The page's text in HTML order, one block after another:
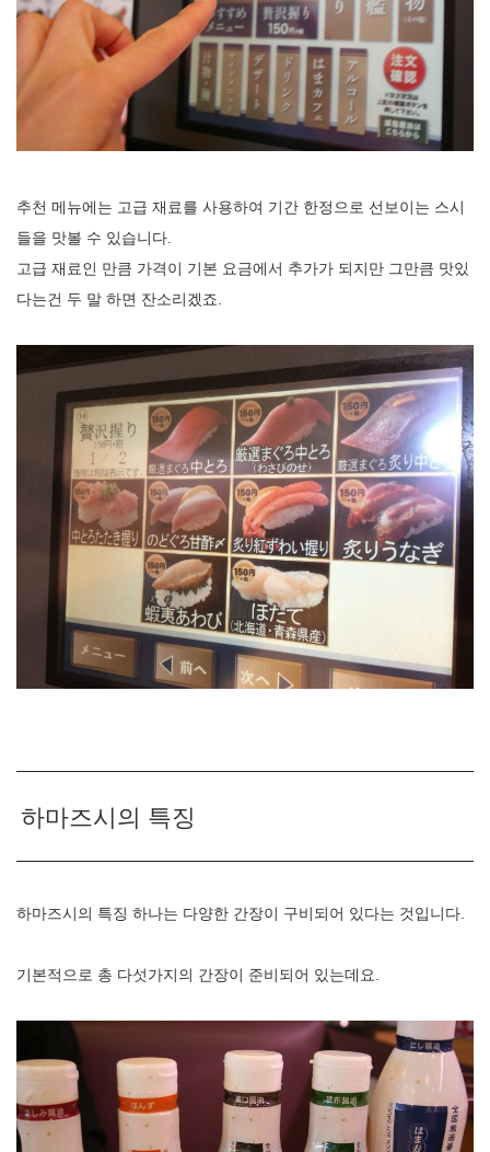
추천 메뉴에는 고급 재료를 사용하여 기간 한정으로 선보이는 스시
들을 맛볼 수 있습니다.
고급 재료인 만큼 가격이 기본 요금에서 추가가 되지만 그만큼 맛있
다는건 두 말 하면 잔소리겠죠.
하마즈시의 특징
하마즈시의 특징 하나는 다양한 간장이 구비되어 있다는 것입니다.
기본적으로 총 다섯가지의 간장이 준비되어 있는데요.